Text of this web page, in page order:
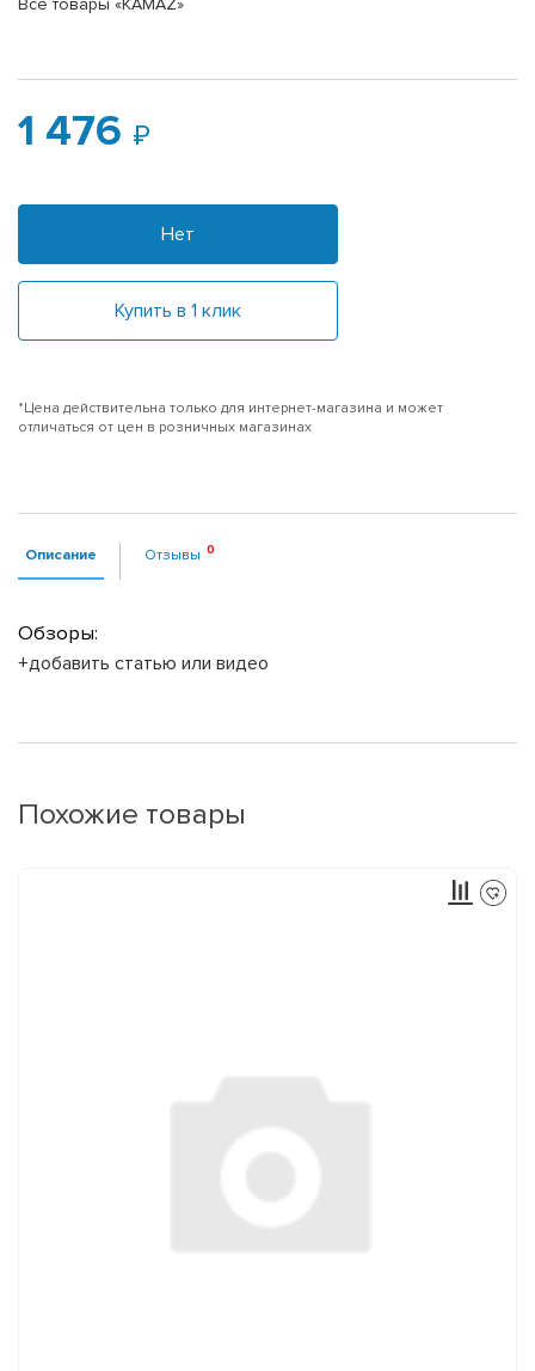
Все товары «KAMAZ»
1 476
Нет
Купить в 1 клик
*Цена действительна только для интернет-магазина и может
отличаться от цен в розничных магазинах
Описание Отзывы
Обзоры:
+добавить статью или видео
Похожие товары